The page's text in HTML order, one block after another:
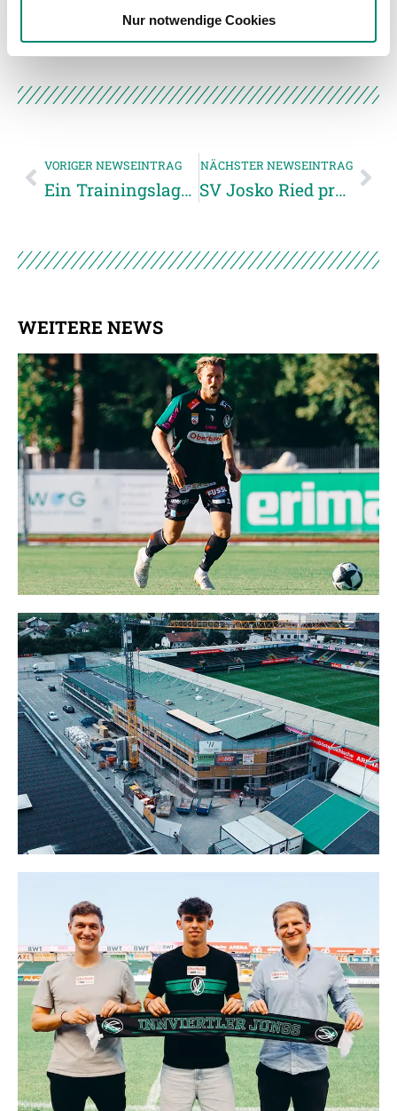
haben oder die sie im Rahmen Ihrer Nutzung der Dienste
gesammelt haben.
Weitere Details, insbesondere zu Speicherdauer und
Nur notwendige Cookies
VORIGER NEWSEINTRAG
Ein Trainingslager mit hohem Wohlfühlfaktor
NÄCHSTER NEWSEINTRAG
SV Josko Ried präsentiert Neuzugänge
WEITERE NEWS